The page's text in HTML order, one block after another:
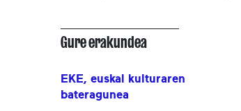
Gure erakundea
EKE, euskal kulturaren
bateragunea